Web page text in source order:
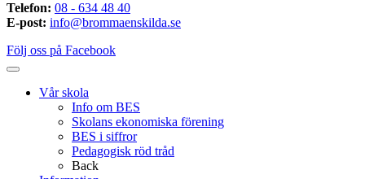
Telefon: 08 - 634 48 40
E-post: info@brommaenskilda.se
Följ oss på Facebook
Vår skola
Info om BES
Skolans ekonomiska förening
BES i siffror
Pedagogisk röd tråd
Back